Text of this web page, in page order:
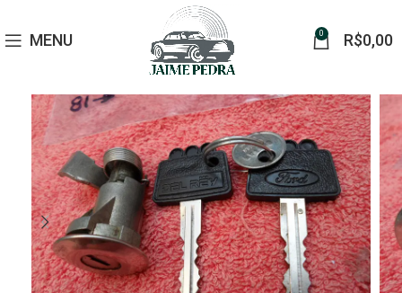
MENU 0 R$0,00